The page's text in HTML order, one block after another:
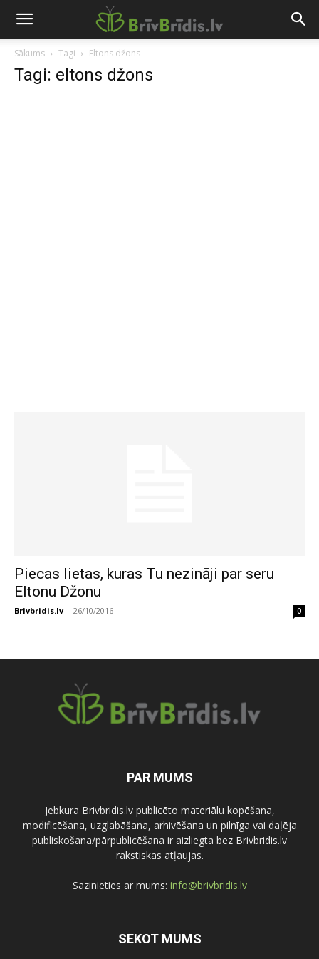
Sākums Tagi Eltons džons
Tagi: eltons džons
Piecas lietas, kuras Tu nezināji par seru
Eltonu Džonu
Brivbridis.lv - 26/10/2016 0
PAR MUMS
Jebkura Brivbridis.lv publicēto materiālu kopēšana,
modificēšana, uzglabāšana, arhivēšana un pilnīga vai daļēja
publiskošana/pārpublicēšana ir aizliegta bez Brivbridis.lv
rakstiskas atļaujas.
Sazinieties ar mums: info@brivbridis.lv
SEKOT MUMS